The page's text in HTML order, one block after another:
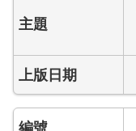
首
English
常